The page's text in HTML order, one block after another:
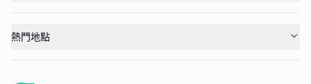
熱門地點